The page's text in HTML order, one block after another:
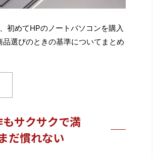
初めてHPのノートパソコンを購入
選びのときの基準についてまとめ
サクサクで満
だ慣れない